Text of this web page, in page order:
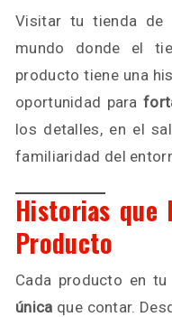
Visitar tu tienda de
mundo donde el
producto tiene una
oportunidad para
los detalles, en el
familiaridad del
Historias que
Producto
Cada producto en
única que contar.